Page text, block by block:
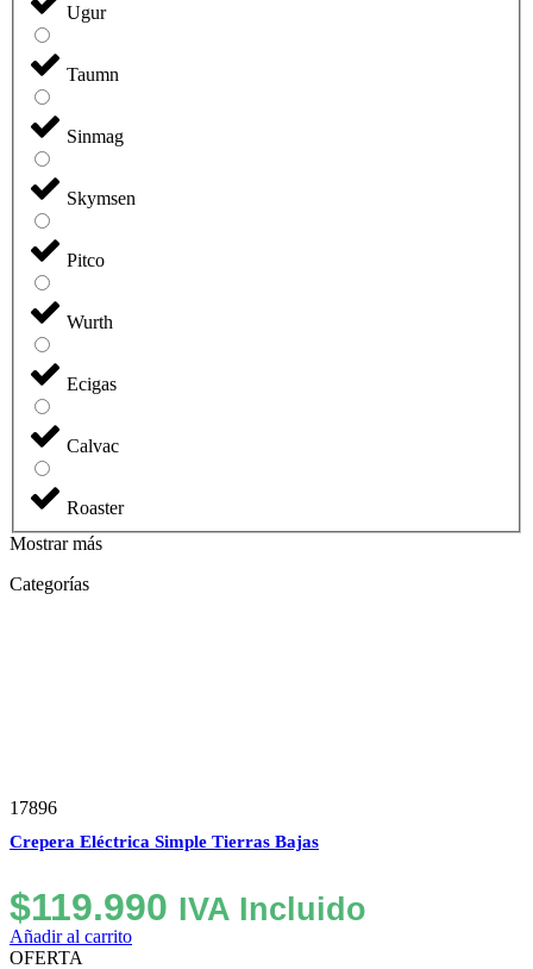
Ugur
Taumn
Sinmag
Skymsen
Pitco
Wurth
Ecigas
Calvac
Roaster
Mostrar más
Categorías
17896
Crepera Eléctrica Simple Tierras Bajas
$119.990 IVA Incluido
Añadir al carrito
OFERTA